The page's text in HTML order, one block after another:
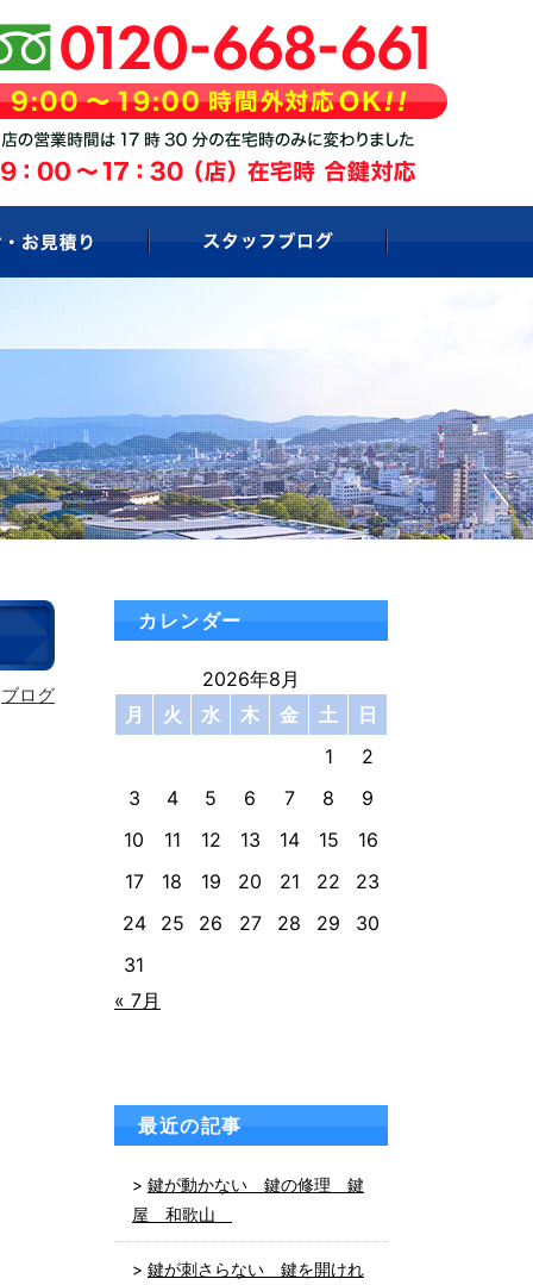
ブログ
カレンダー
2026年8月
月
火 水 木 金 土
日
1
2
3
4 5 6 7 8
9
10
11 12 13 14 15
16
17
18 19 20 21 22
23
24
25 26 27 28 29
30
31
« 7月
最近の記事
鍵が動かない 鍵の修理 鍵
屋 和歌山
鍵が刺さらない 鍵を開けれ